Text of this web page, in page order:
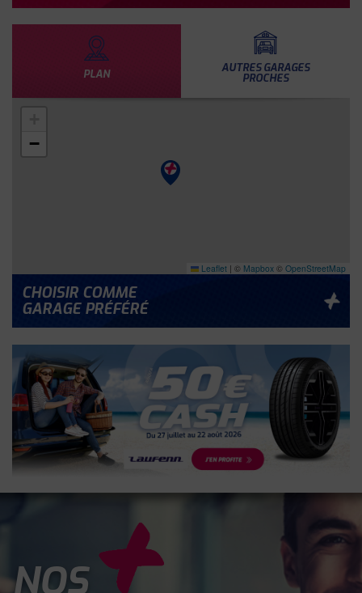
PLAN AUTRES GARAGES
PROCHES
−
Leaflet | © Mapbox © OpenStreetMap
CHOISIR COMME
GARAGE PRÉFÉRÉ
NOS